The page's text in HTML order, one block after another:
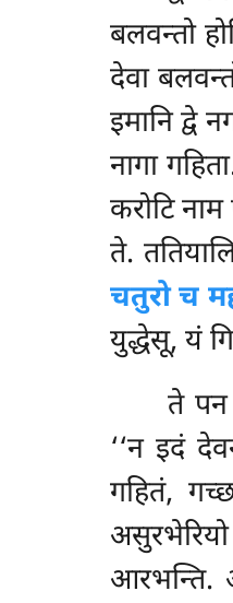
बलवन्तो
देवा
इमानि द्वे
नागा
करोटि
ते.
चतुरो च
युद्धेसू, यं
ते पन
‘‘न इदं
गहितं,
आरभन्ति.